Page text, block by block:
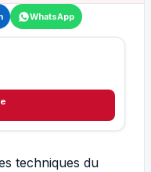
WhatsApp
techniques du